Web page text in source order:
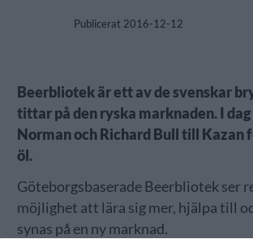
Publicerat 2016-12-12
Beerbliotek är ett av de svenskar
tittar på den ryska marknaden. I
Norman och Richard Bull till Kazan
öl.
Göteborgsbaserade Beerbliotek ser
möjlighet att lära sig mer, hjälpa till
synas på en ny marknad.